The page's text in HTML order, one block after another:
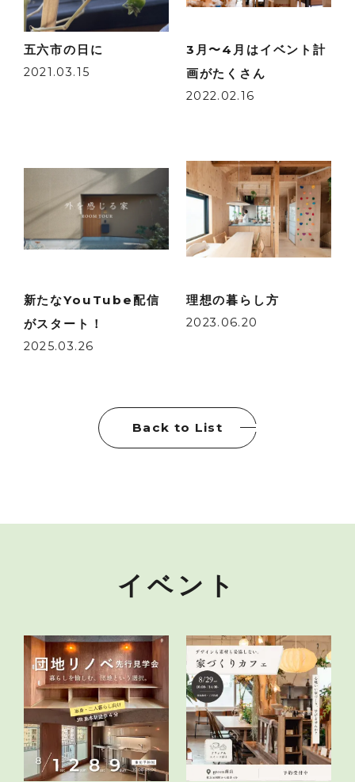
五六市の日に
2021.03.15
3月〜4月はイベント計
画がたくさん
2022.02.16
新たなYouTube配信
がスタート！
2025.03.26
理想の暮らし方
2023.06.20
Back to List
イベント